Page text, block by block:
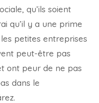
qu’ils soient
qu’il y a une prime
petites entreprises
peut-être pas
ont peur de ne pas
dans le